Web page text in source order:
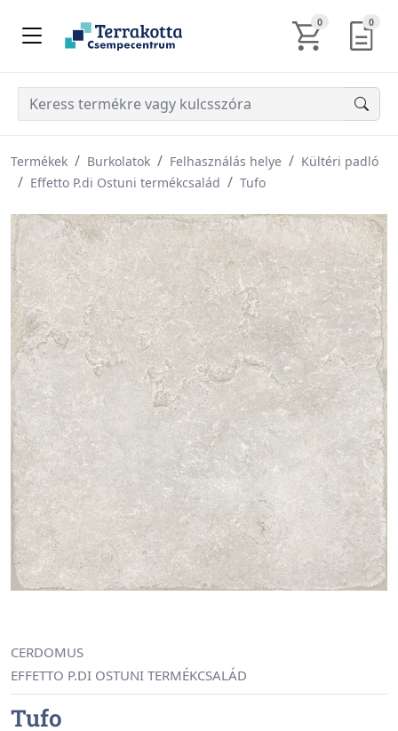
0KOSÁR 0
Termékek Burkolatok Felhasználás helye
Kültéri padló
Effetto P.di Ostuni termékcsalád
Tufo
CERDOMUS
EFFETTO P.DI OSTUNI TERMÉKCSALÁD
Tufo